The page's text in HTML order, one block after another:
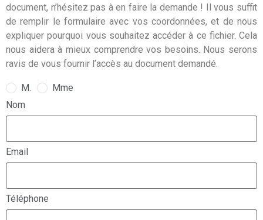
document, n’hésitez pas à en faire la demande ! Il vous suffit
de remplir le formulaire avec vos coordonnées, et de nous
expliquer pourquoi vous souhaitez accéder à ce fichier. Cela
nous aidera à mieux comprendre vos besoins. Nous serons
ravis de vous fournir l’accès au document demandé.
M.
Mme
Nom
Email
Téléphone